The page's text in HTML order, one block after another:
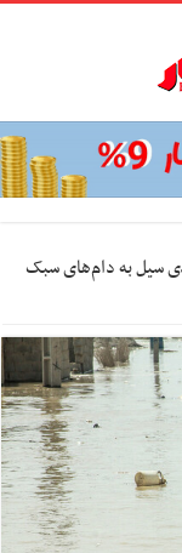
درصدی سیل به دام‌های سبک